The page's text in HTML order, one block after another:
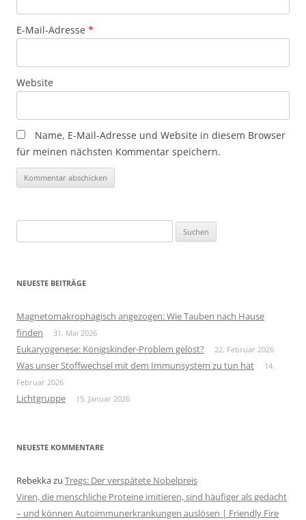
E-Mail-Adresse *
Website
Name, E-Mail-Adresse und Website in diesem Browser
für meinen nächsten Kommentar speichern.
nach:
NEUESTE BEITRÄGE
Magnetomakrophagisch angezogen: Wie Tauben nach Hause
finden
31. Mai 2026
Eukaryogenese: Königskinder-Problem gelöst? 22. Februar 2026
Was unser Stoffwechsel mit dem Immunsystem zu tun hat
14.
Februar 2026
Lichtgruppe 15. Januar 2026
NEUESTE KOMMENTARE
Rebekkazu Tregs: Der verspätete Nobelpreis
Viren, die menschliche Proteine imitieren, sind häufiger als gedacht
– und können Autoimmunerkrankungen auslösen | Friendly Fire